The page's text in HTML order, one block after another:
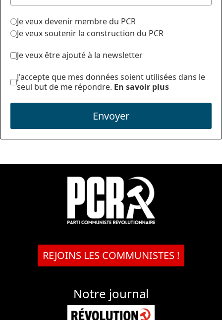
Je veux devenir membre du PCR
Je veux soutenir la construction du PCR
Je veux être ajouté à la newsletter
J'accepte que mes données soient utilisées dans le
seul but de me répondre. En savoir plus
Envoyer
REJOINS LES COMMUNISTES !
Notre journal